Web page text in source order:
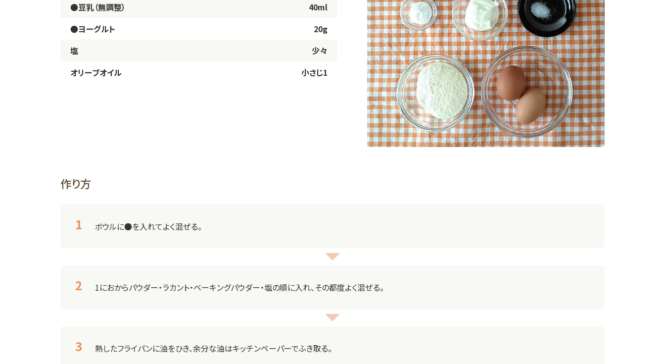
●豆乳（無調整）
40ml
●ヨーグルト
20g
塩
少々
オリーブオイル
小さじ1
作り方
ボウルに●を入れてよく混ぜる。
1におからパウダー・ラカント・ベーキングパウダー・塩の順に入れ、その都度よく混ぜる。
熱したフライパンに油をひき、余分な油はキッチンペーパーでふき取る。